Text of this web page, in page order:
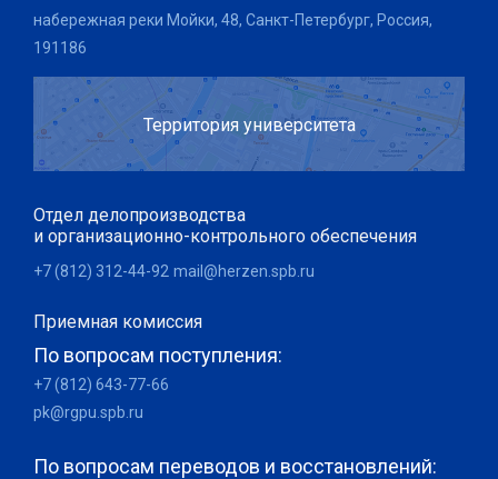
набережная реки Мойки, 48, Санкт-Петербург, Россия,
191186
Территория университета
Отдел делопроизводства
и организационно-контрольного обеспечения
+7 (812) 312-44-92 mail@herzen.spb.ru
Приемная комиссия
По вопросам поступления:
+7 (812) 643-77-66
pk@rgpu.spb.ru
По вопросам переводов и восстановлений: